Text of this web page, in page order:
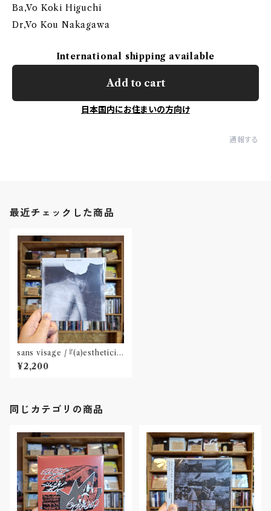
Ba,Vo Koki Higuchi
Dr,Vo Kou Nakagawa
International shipping available
Add to cart
日本国内にお住まいの方向け
通報する
最近チェックした商品
sans visage / 『(a)estheticis
m』(CD)※特典:ステッカー2種
付属
¥2,200
同じカテゴリの商品